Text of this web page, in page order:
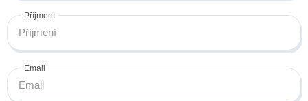
Příjmení
Email